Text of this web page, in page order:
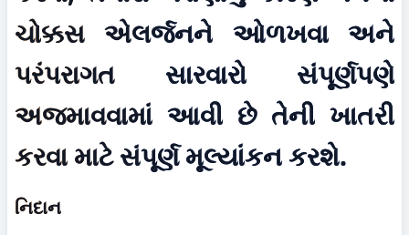
ચોક્કસ એલર્જનને ઓળખવા અને
પરંપરાગત સારવારો સંપૂર્ણપણે
અજમાવવામાં આવી છે તેની ખાતરી
કરવા માટે સંપૂર્ણ મૂલ્યાંકન કરશે.
નિદાન